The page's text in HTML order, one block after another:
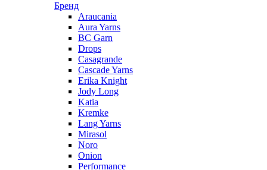
Бренд
Araucania
Aura Yarns
BC Garn
Drops
Casagrande
Cascade Yarns
Erika Knight
Jody Long
Katia
Kremke
Lang Yarns
Mirasol
Noro
Onion
Performance